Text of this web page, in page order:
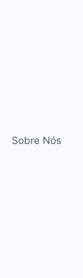
Sobre Nós